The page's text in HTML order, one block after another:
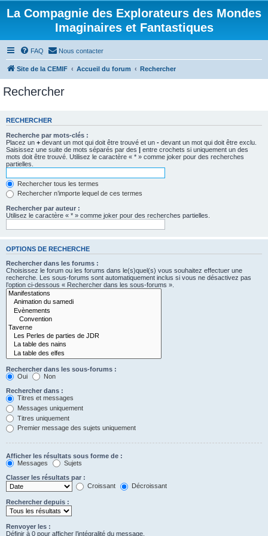
La Compagnie des Explorateurs des Mondes
Imaginaires et Fantastiques
FAQ Nous contacter
Site de la CEMIF Accueil du forum Rechercher
Rechercher
RECHERCHER
Recherche par mots-clés :
Placez un + devant un mot qui doit être trouvé et un - devant un mot qui doit être exclu.
Saisissez une suite de mots séparés par des | entre crochets si uniquement un des
mots doit être trouvé. Utilisez le caractère « * » comme joker pour des recherches
partielles.
Rechercher tous les termes
Rechercher n’importe lequel de ces termes
Rechercher par auteur :
Utilisez le caractère « * » comme joker pour des recherches partielles.
OPTIONS DE RECHERCHE
Rechercher dans les forums :
Choisissez le forum ou les forums dans le(s)quel(s) vous souhaitez effectuer une
recherche. Les sous-forums sont automatiquement inclus si vous ne désactivez pas
l’option ci-dessous « Rechercher dans les sous-forums ».
Rechercher dans les sous-forums :
Oui
Non
Rechercher dans :
Titres et messages
Messages uniquement
Titres uniquement
Premier message des sujets uniquement
Afficher les résultats sous forme de :
Messages
Sujets
Classer les résultats par :
Croissant
Décroissant
Rechercher depuis :
Renvoyer les :
Définir à 0 pour afficher l’intégralité du message.